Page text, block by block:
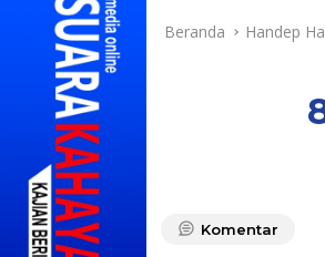
Beranda Handep
Komentar